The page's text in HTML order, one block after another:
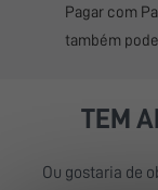
Pagar com
também
TEM
Ou gostaria de